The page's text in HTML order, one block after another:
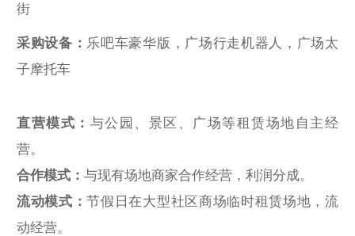
街
采购设备： 乐吧车豪华版，广场行走机器人，广场太
子摩托车
直营模式： 与公园、景区、广场等租赁场地自主经
营。
合作模式： 与现有场地商家合作经营，利润分成。
流动模式：节假日在大型社区商场临时租赁场地，流
动经营。